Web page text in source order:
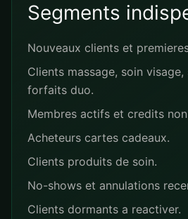
Segments
Nouveaux clients et
Clients massage, soin
forfaits duo.
Membres actifs et credits
Acheteurs cartes cadeaux.
Clients produits de soin.
No-shows et annulations
Clients dormants a reactiver.